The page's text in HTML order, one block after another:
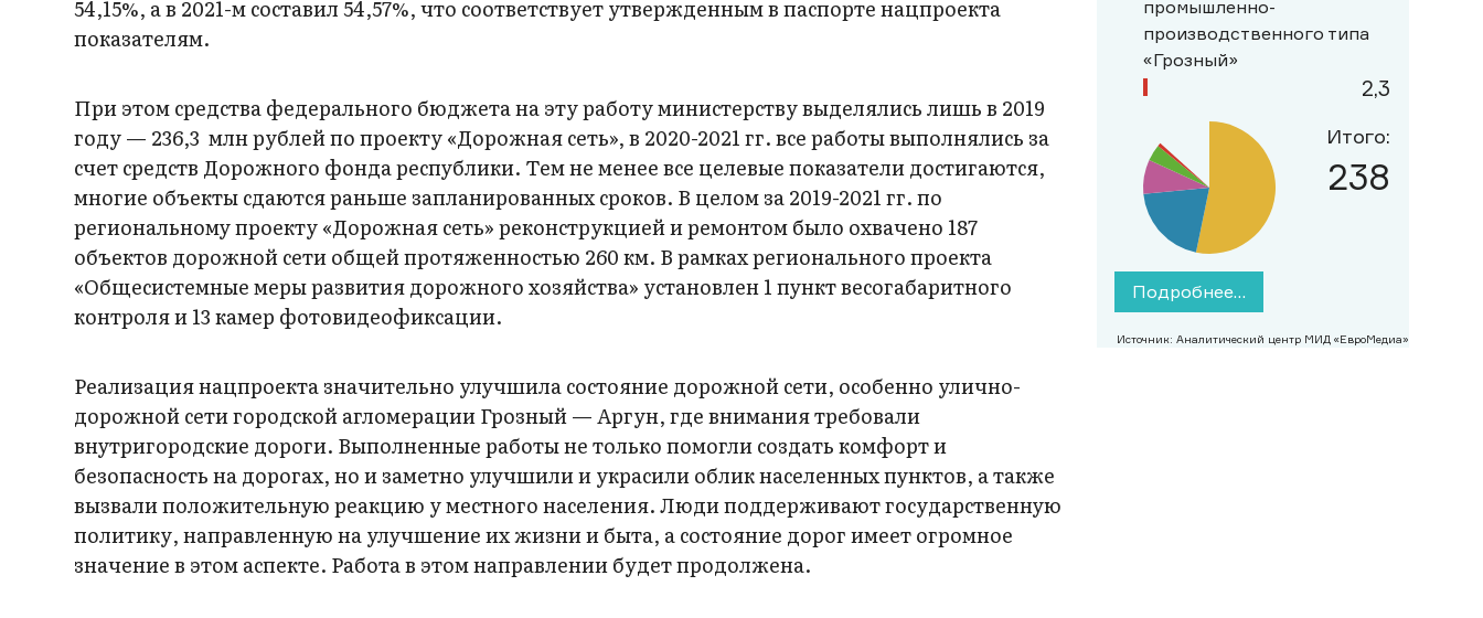
54,15%, а в 2021-м составил 54,57%, что соответствует утвержденным в паспорте нацпроекта
показателям.
При этом средства федерального бюджета на эту работу министерству выделялись лишь в 2019
году — 236,3 млн рублей по проекту «Дорожная сеть», в 2020-2021 гг. все работы выполнялись за
счет средств Дорожного фонда республики. Тем не менее все целевые показатели достигаются,
многие объекты сдаются раньше запланированных сроков. В целом за 2019-2021 гг. по
региональному проекту «Дорожная сеть» реконструкцией и ремонтом было охвачено 187
объектов дорожной сети общей протяженностью 260 км. В рамках регионального проекта
«Общесистемные меры развития дорожного хозяйства» установлен 1 пункт весогабаритного
контроля и 13 камер фотовидеофи­к­сации.
Реализация нацпроекта значительно улучшила состояние дорожной сети, особенно улично-
дорожной сети городской агломерации Грозный — Аргун, где внимания требовали
внутригородские дороги. Выполненные работы не только помогли создать комфорт и
безопасность на дорогах, но и заметно улучшили и украсили облик населенных пунктов, а также
вызвали положительную реакцию у местного населения. Люди поддерживают государственную
политику, направленную на улучшение их жизни и быта, а состояние дорог имеет огромное
значение в этом аспекте. Работа в этом направлении будет продолжена.
промышленно-
производственного типа
«Грозный»
2,3
Итого:
238
Подробнее…
Источник: Аналитический центр МИД «ЕвроМедиа»